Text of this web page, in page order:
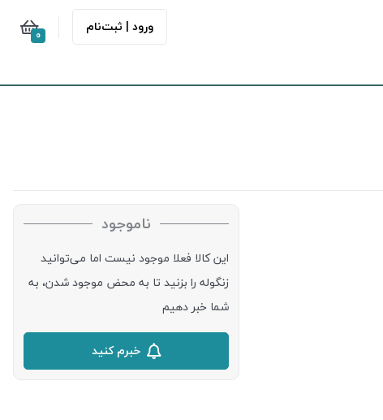
ورود | ثبت‌نام 0
ناموجود
این کالا فعلا موجود نیست اما می‌توانید
زنگوله را بزنید تا به محض موجود شدن، به
شما خبر دهیم
خبرم کنید